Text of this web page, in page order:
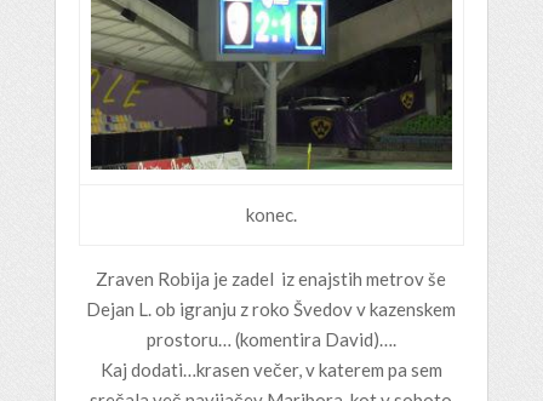
konec.
Zraven Robija je zadel iz enajstih metrov še
Dejan L. ob igranju z roko Švedov v kazenskem
prostoru… (komentira David)….
Kaj dodati…krasen večer, v katerem pa sem